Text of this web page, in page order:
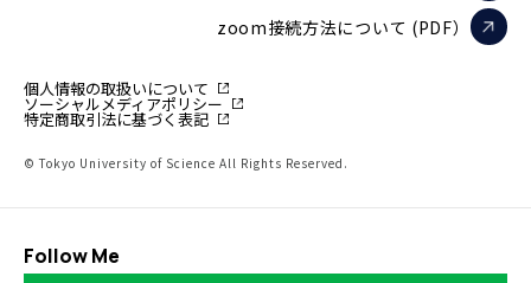
zoom接続方法について (PDF）
個人情報の取扱いについて
ソーシャルメディアポリシー
特定商取引法に基づく表記
© Tokyo University of Science All Rights Reserved.
Follow Me